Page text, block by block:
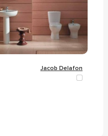
Jacob Delafon